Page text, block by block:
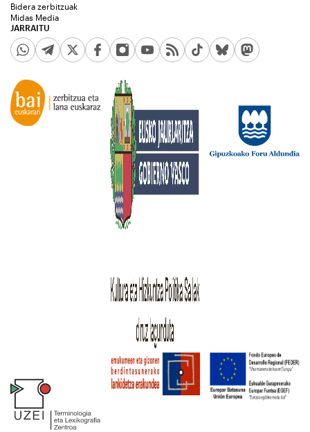
JARRAITU
Bidera zerbitzuak
Midas Media